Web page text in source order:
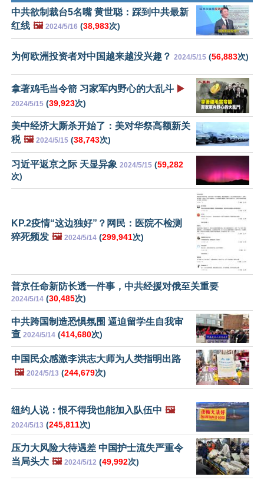
中共欲制裁台5名嘴 黄世聪：踩到中共最新
红线 🖼️ 2024/5/16 (38,983次)
为何欧洲投资者对中国越来越没兴趣？ 2024/5/15 (56,883次)
拿著鸡毛当令箭 习家军内野心的大乱斗 ▶️
2024/5/15 (39,923次)
美中经济大厮杀开始了：美对华祭高额新关
税 🖼️ 2024/5/15 (38,743次)
习近平返京之际 天显异象 2024/5/15 (59,282
次)
KP.2疫情“这边独好”？网民：医院不检测
猝死频发 🖼️ 2024/5/14 (299,941次)
普京任命新防长透一件事，中共经援对俄至关重要
2024/5/14 (30,485次)
中共跨国制造恐惧氛围 逼迫留学生自我审
查 2024/5/14 (414,680次)
中国民众感激李洪志大师为人类指明出路
🖼️ 2024/5/13 (244,679次)
纽约人说：恨不得我也能加入队伍中 🖼️
2024/5/13 (245,811次)
压力大风险大待遇差 中国护士流失严重令
当局头大 🖼️ 2024/5/12 (49,992次)